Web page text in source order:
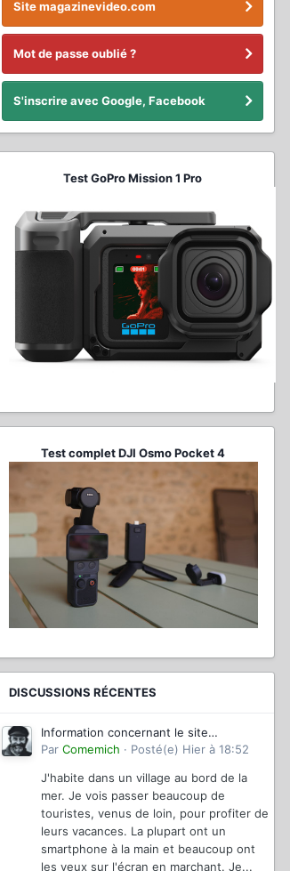
Site magazinevideo.com
Mot de passe oublié ?
S'inscrire avec Google, Facebook
Test GoPro Mission 1 Pro
Test complet DJI Osmo Pocket 4
DISCUSSIONS RÉCENTES
Information concernant le site
magazinevideo
Par Comemich · Posté(e) Hier à 18:52
J'habite dans un village au bord de la
mer. Je vois passer beaucoup de
touristes, venus de loin, pour profiter de
leurs vacances. La plupart ont un
smartphone à la main et beaucoup ont
les yeux sur l'écran en marchant. Je...